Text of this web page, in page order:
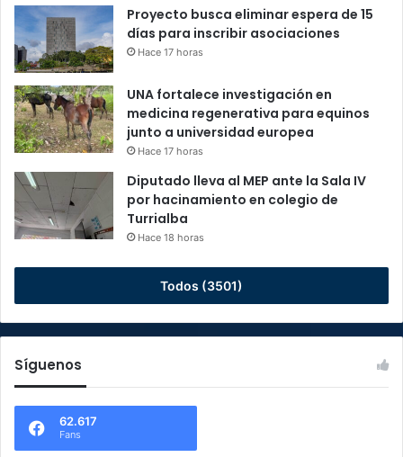
Proyecto busca eliminar espera de 15
días para inscribir asociaciones
Hace 17 horas
UNA fortalece investigación en
medicina regenerativa para equinos
junto a universidad europea
Hace 17 horas
Diputado lleva al MEP ante la Sala IV
por hacinamiento en colegio de
Turrialba
Hace 18 horas
Todos (3501)
Síguenos
62.617
Fans